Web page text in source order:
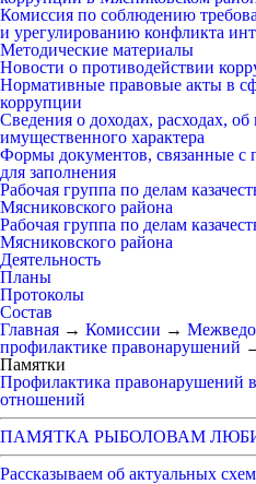
Комиссия по соблюдению
и урегулированию конфликта
Методические материалы
Новости о противодействии
Нормативные правовые акты в
коррупции
Сведения о доходах, расходах,
имущественного характера
Формы документов, связанные с
для заполнения
Рабочая группа по делам
Мясниковского района
Рабочая группа по делам
Мясниковского района
Деятельность
Планы
Протоколы
Состав
Главная → Комиссии →
профилактике правонарушений
Памятки
Профилактика правонарушений
отношений
ПАМЯТКА РЫБОЛОВАМ
Рассказываем об актуальных